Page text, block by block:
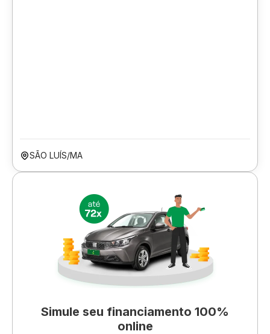
SÃO LUÍS/MA
Simule seu financiamento 100%
online